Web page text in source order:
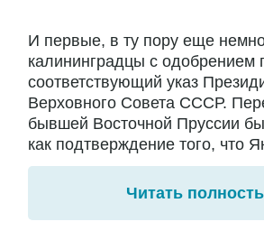
И первые, в ту пору еще
калининградцы с одобрением
соответствующий указ
Верховного Совета СССР.
бывшей Восточной Пруссии
как подтверждение того, что
Читать